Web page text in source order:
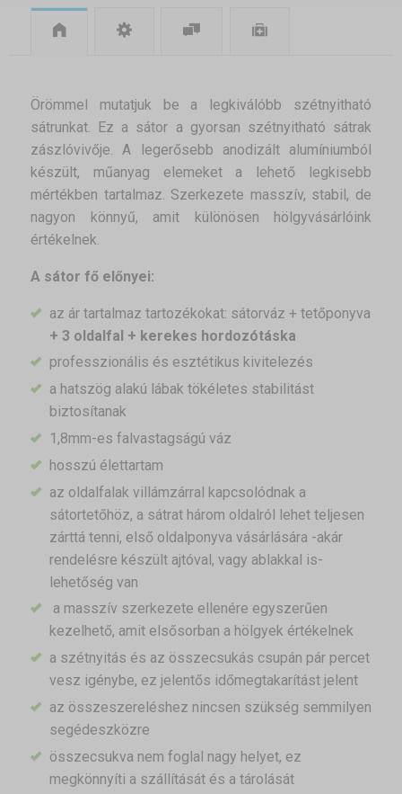
Örömmel mutatjuk be a legkiválóbb szétnyitható
sátrunkat. Ez a sátor a gyorsan szétnyitható sátrak
zászlóvivője. A legerősebb anodizált alumíniumból
készült, műanyag elemeket a lehető legkisebb
mértékben tartalmaz. Szerkezete masszív, stabil, de
nagyon könnyű, amit különösen hölgyvásárlóink
értékelnek.
A sátor fő előnyei:
az ár tartalmaz tartozékokat: sátorváz + tetőponyva
+ 3 oldalfal + kerekes hordozótáska
professzionális és esztétikus kivitelezés
a hatszög alakú lábak tökéletes stabilitást
biztosítanak
1,8mm-es falvastagságú váz
hosszú élettartam
az oldalfalak villámzárral kapcsolódnak a
sátortetőhöz, a sátrat három oldalról lehet teljesen
zárttá tenni, első oldalponyva vásárlására -akár
rendelésre készült ajtóval, vagy ablakkal is-
lehetőség van
a masszív szerkezete ellenére egyszerűen
kezelhető, amit elsősorban a hölgyek értékelnek
a szétnyitás és az összecsukás csupán pár percet
vesz igénybe, ez jelentős időmegtakarítást jelent
az összeszereléshez nincsen szükség semmilyen
segédeszközre
összecsukva nem foglal nagy helyet, ez
megkönnyíti a szállítását és a tárolását